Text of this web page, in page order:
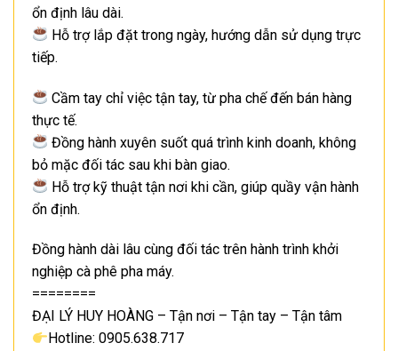
ổn định lâu dài.
Hỗ trợ lắp đặt trong ngày, hướng dẫn sử dụng trực
tiếp.
Cầm tay chỉ việc tận tay, từ pha chế đến bán hàng
thực tế.
Đồng hành xuyên suốt quá trình kinh doanh, không
bỏ mặc đối tác sau khi bàn giao.
Hỗ trợ kỹ thuật tận nơi khi cần, giúp quầy vận hành
ổn định.
Đồng hành dài lâu cùng đối tác trên hành trình khởi
nghiệp cà phê pha máy.
========
ĐẠI LÝ HUY HOÀNG – Tận nơi – Tận tay – Tận tâm
Hotline: 0905.638.717